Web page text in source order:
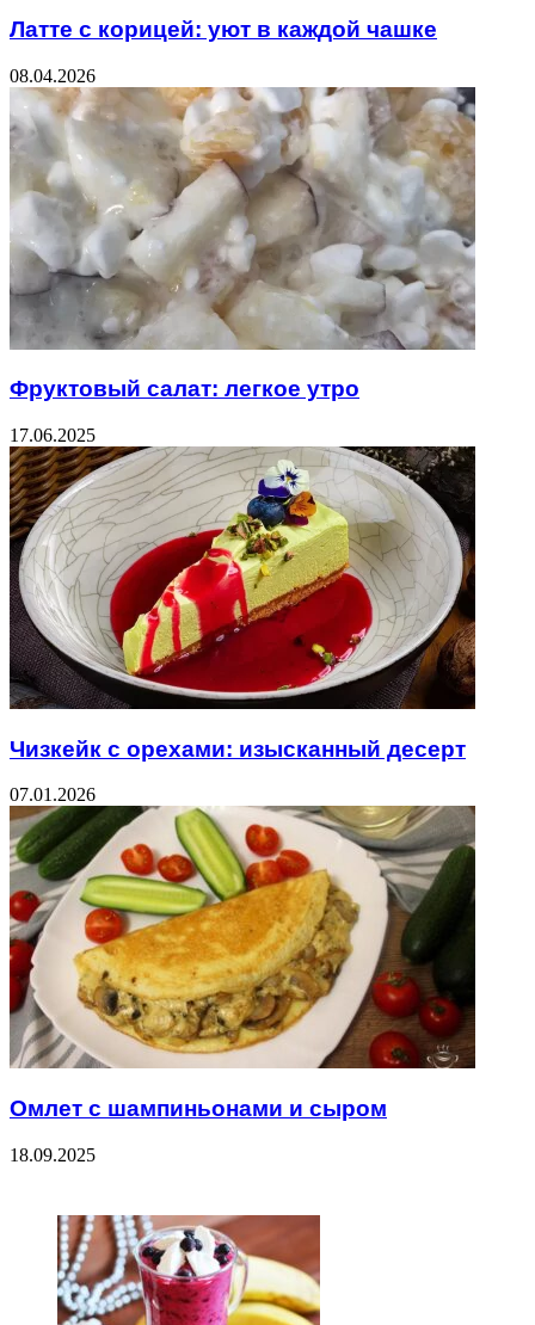
Латте с корицей: уют в каждой чашке
08.04.2026
Фруктовый салат: легкое утро
17.06.2025
Чизкейк с орехами: изысканный десерт
07.01.2026
Омлет с шампиньонами и сыром
18.09.2025